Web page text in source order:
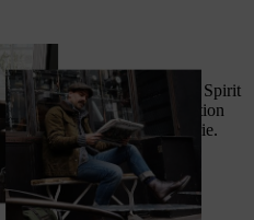
STIHL Logo: Unsere
den ursprünglichen STIHL Spirit
und Accessoires der Collection
und die lange STIHL Historie.
den Retro-Look.